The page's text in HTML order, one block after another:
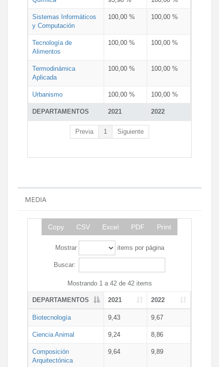
DEPARTAMENTOS 2021 2022
Sistemas Informáticos
y Computación
100,00 % 100,00 %
Tecnología de
Alimentos
100,00 % 100,00 %
Termodinámica
Aplicada
100,00 % 100,00 %
Urbanismo 100,00 % 100,00 %
Previa 1 Siguiente
MEDIA
Copy CSV Excel PDF Print
Mostrar items por página
Buscar:
Mostrando 1 a 42 de 42 items
DEPARTAMENTOS 2021 2022
Biotecnología 9,43 9,67
Ciencia Animal 9,24 8,86
Composición
Arquitectónica
9,64 9,89